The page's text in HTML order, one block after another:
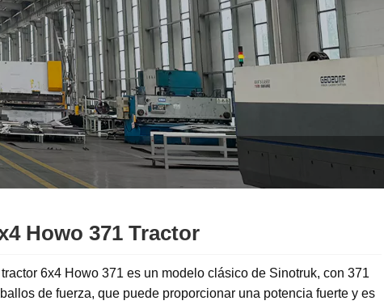
Howo 371 Tractor
tractor 6x4 Howo 371 es un modelo clásico de Sinotruk, con 371
de fuerza, que puede proporcionar una potencia fuerte y es